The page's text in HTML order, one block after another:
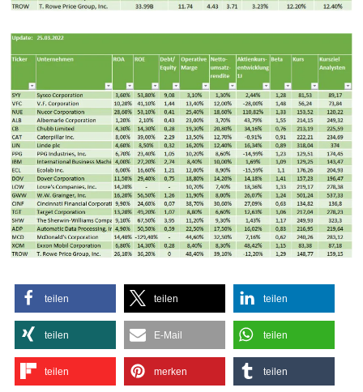
teilen teilen teilen
teilen E-Mail teilen
teilen merken teilen